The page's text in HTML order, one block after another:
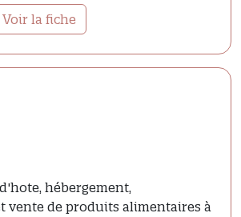
Voir la fiche
hébergement,
vente de produits alimentaires à